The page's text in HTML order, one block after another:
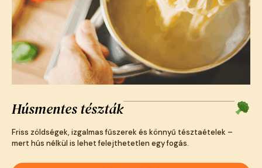
Húsmentes tészták
Friss zöldségek, izgalmas fűszerek és könnyű tésztaételek –
mert hús nélkül is lehet felejthetetlen egy fogás.